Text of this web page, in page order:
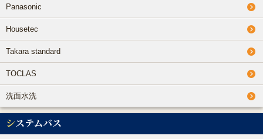
Panasonic
Housetec
Takara standard
TOCLAS
洗面水洗
システムバス